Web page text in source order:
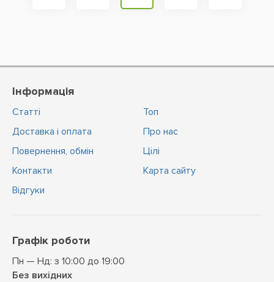
Інформація
Статті
Доставка і оплата
Повернення, обмін
Контакти
Відгуки
Топ
Про нас
Цiлi
Карта сайту
Графік роботи
Пн — Нд: з 10:00 до 19:00
Без вихідних